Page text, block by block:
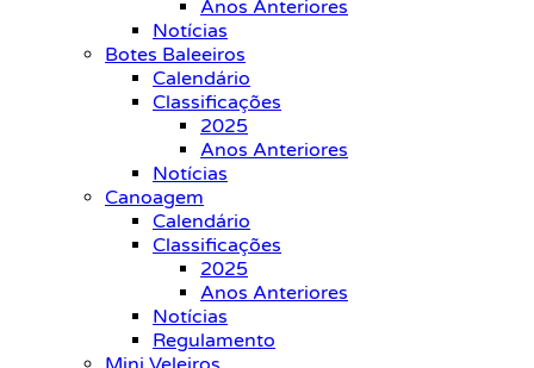
Anos Anteriores
Notícias
Botes Baleeiros
Calendário
Classificações
2025
Anos Anteriores
Notícias
Canoagem
Calendário
Classificações
2025
Anos Anteriores
Notícias
Regulamento